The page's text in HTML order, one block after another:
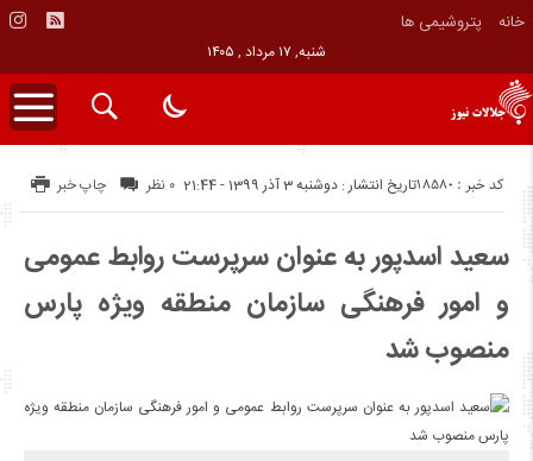
خانه پتروشيمى ها
شنبه, ۱۷ مرداد , ۱۴۰۵
تاریخ انتشار : دوشنبه 3 آذر 1399 - 21:44 کد خبر : 18580 چاپ خبر ۰ نظر
سعید اسدپور به عنوان سرپرست روابط عمومی
و امور فرهنگی سازمان منطقه ویژه پارس
منصوب شد